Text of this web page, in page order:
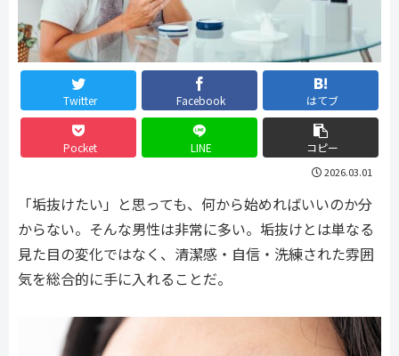
Twitter Facebook はてブ
Pocket LINE コピー
2026.03.01
「垢抜けたい」と思っても、何から始めればいいのか分
からない。そんな男性は非常に多い。垢抜けとは単なる
見た目の変化ではなく、清潔感・自信・洗練された雰囲
気を総合的に手に入れることだ。